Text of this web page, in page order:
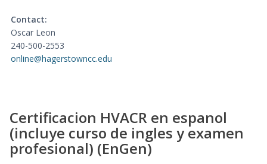
Contact:
Oscar Leon
240-500-2553
online@hagerstowncc.edu
Certificacion HVACR en espanol
(incluye curso de ingles y examen
profesional) (EnGen)